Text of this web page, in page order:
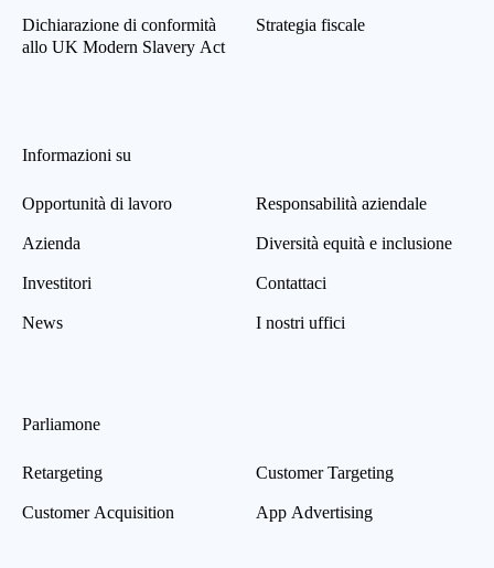
Dichiarazione di conformità
allo UK Modern Slavery Act
Strategia fiscale
Informazioni su
Opportunità di lavoro
Azienda
Investitori
News
Responsabilità aziendale
Diversità equità e inclusione
Contattaci
I nostri uffici
Parliamone
Retargeting
Customer Acquisition
Customer Targeting
App Advertising